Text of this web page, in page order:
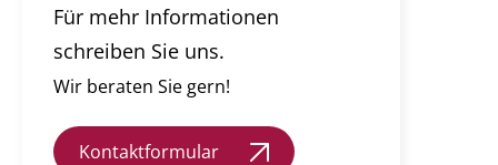
Für mehr Informationen
schreiben Sie uns.
Wir beraten Sie gern!
Kontaktformular